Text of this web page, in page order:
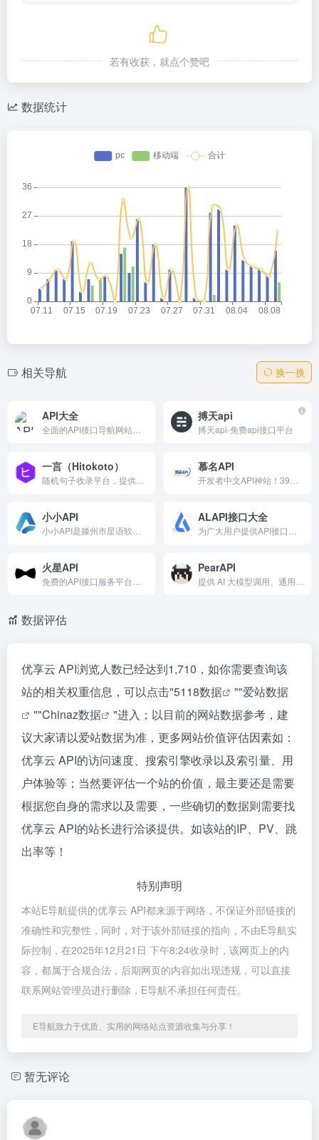
若有收获，就点个赞吧
数据统计
相关导航 换一换
API大全 搏天api
搏天api-免费api接口平台
一言（Hitokoto） 慕名API
小小API ALAPI接口大全
火星API PearAPI
数据评估
优享云 API浏览人数已经达到1,710，如你需要查询该
站的相关权重信息，可以点击"5118数据 ""爱站数据
""Chinaz数据
"进入；以目前的网站数据参考，建
议大家请以爱站数据为准，更多网站价值评估因素如：
优享云 API的访问速度、搜索引擎收录以及索引量、用
户体验等；当然要评估一个站的价值，最主要还是需要
根据您自身的需求以及需要，一些确切的数据则需要找
优享云 API的站长进行洽谈提供。如该站的IP、PV、跳
出率等！
特别声明
本站E导航提供的优享云 API都来源于网络，不保证外部链接的
准确性和完整性，同时，对于该外部链接的指向，不由E导航实
际控制，在2025年12月21日 下午8:24收录时，该网页上的内
容，都属于合规合法，后期网页的内容如出现违规，可以直接
联系网站管理员进行删除，E导航不承担任何责任。
E导航致力于优质、实用的网络站点资源收集与分享！
暂无评论